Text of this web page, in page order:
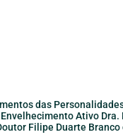
das
Ativo Dra.
Filipe Duarte Branco